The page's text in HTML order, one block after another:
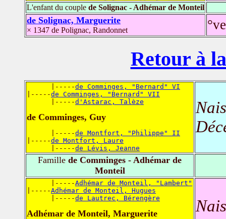
L'enfant du couple de Solignac - Adhémar de Monteil
de Solignac, Marguerite
× 1347 de Polignac, Randonnet
Retour à
      |-----
de Comminges, "Bernard" VI
|-----de Comminges, "Bernard" VII
      |-----
d'Astarac, Talèze
de Comminges, Guy
      |-----
de Montfort, "Philippe" II
|-----de Montfort, Laure
      |-----
de Lévis, Jeanne
Famille de Comminges - Adhémar de
Monteil
      |-----
Adhémar de Monteil, "Lambert"
|-----Adhémar de Monteil, Hugues
      |-----
de Lautrec, Bérengère
Adhémar de Monteil, Marguerite